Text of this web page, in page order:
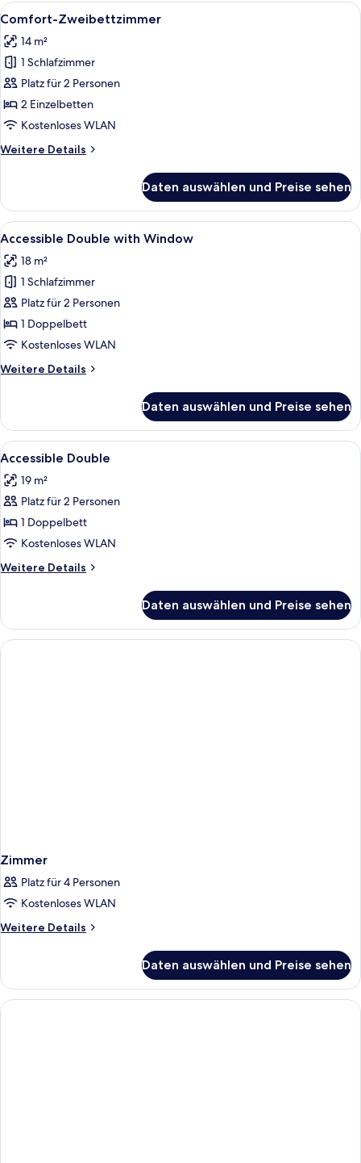
Alle
Fotos
für
Comfort-
Zweibettzimmer
anzeigen
Ein Hotelzimmer mit zwei Betten,
8
Comfort-Zweibettzimmer
14 m²
1 Schlafzimmer
Platz für 2 Personen
2 Einzelbetten
Kostenloses WLAN
Weitere Details
Weitere
Zweibettzimmer
Daten auswählen und Preise sehen
Alle
Fotos
für
Accessible
Double
with
Window
Ein modernes Hotelzimmer mit
8
Accessible Double with Window
18 m²
1 Schlafzimmer
Platz für 2 Personen
1 Doppelbett
Kostenloses WLAN
Weitere Details
Weitere
Double
with
Window
Daten auswählen und Preise sehen
Alle
Fotos
für
Accessible
Double
anzeigen
Zimmersafe, Schreibtisch,
3
Accessible Double
19 m²
Platz für 2 Personen
1 Doppelbett
Kostenloses WLAN
Weitere Details
Weitere
Double
Daten auswählen und Preise sehen
Zimmer
Platz für 4 Personen
Kostenloses WLAN
Weitere Details
Weitere
Daten auswählen und Preise sehen